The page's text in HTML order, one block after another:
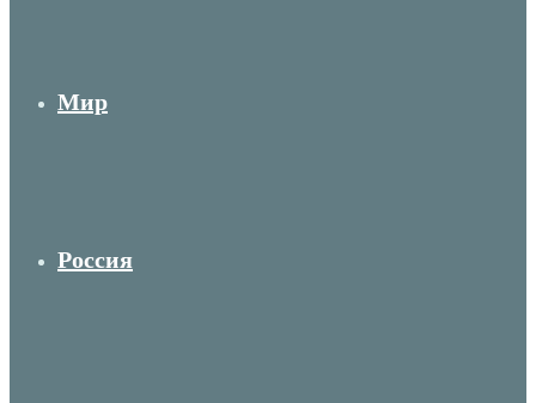
Мир
Россия